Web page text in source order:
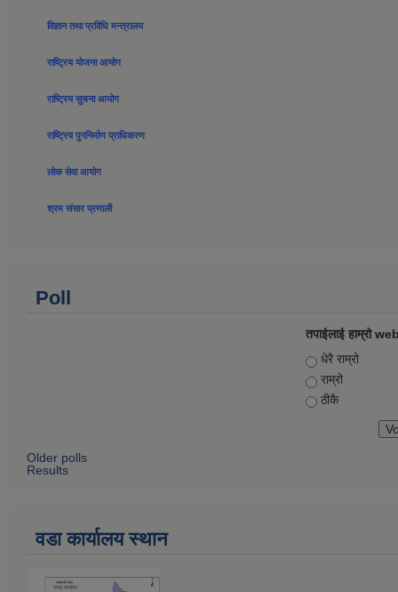
विज्ञान तथा प्रविधि मन्त्रालय
राष्ट्रिय योजना आयोग
राष्ट्रिय सुचना आयोग
राष्ट्रिय पुननिर्माण प्राधिकरण
लोक सेवा आयोग
श्रम संसार प्रणाली
Poll
तपाईलाई हाम्रो
Choices
धेरै राम्रो
राम्रो
ठीकै
Older polls
Results
वडा कार्यालय स्थान